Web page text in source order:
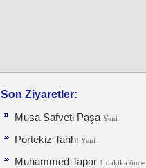
Son Ziyaretler:
Musa Safveti Paşa Yeni
Portekiz Tarihi Yeni
Muhammed Tapar 1 dakika önce